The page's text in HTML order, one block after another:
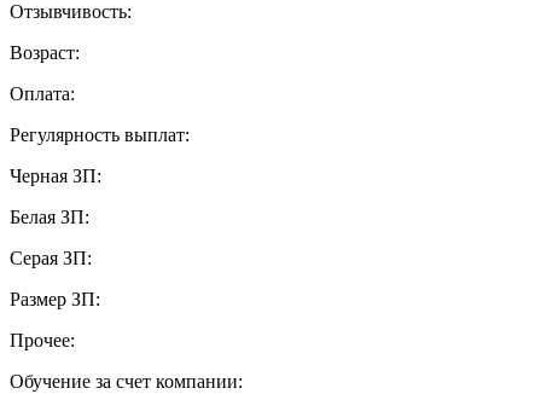
Отзывчивость:
Возраст:
Оплата:
Регулярность выплат:
Черная ЗП:
Белая ЗП:
Серая ЗП:
Размер ЗП:
Прочее:
Обучение за счет компании: